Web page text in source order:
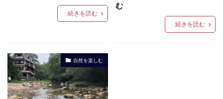
続きを読む
む
続きを読む
自然を楽しむ